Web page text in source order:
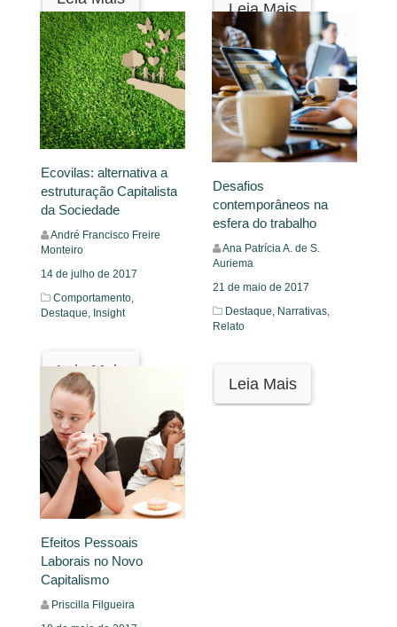
Leia Mais
Ecovilas: alternativa a
estruturação Capitalista
da Sociedade
André Francisco Freire
Monteiro
14 de julho de 2017
Comportamento,
Destaque, Insight
Leia Mais
Desafios
contemporâneos na
esfera do trabalho
Ana Patrícia A. de S.
Auriema
21 de maio de 2017
Destaque, Narrativas,
Relato
Leia Mais
Efeitos Pessoais
Laborais no Novo
Capitalismo
Priscilla Filgueira